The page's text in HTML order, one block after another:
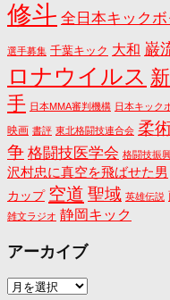
修斗 全日本キック
選手募集 千葉キック 大和 巌
ロナウイルス
手 日本MMA審判機構 日本キック
映画 書評 東北格闘技連合会 柔
争 格闘技医学会 格闘技振
沢村忠に真空を飛ばせた男
カップ 空道 聖域 英雄伝説
雑文ラジオ 静岡キック
アーカイブ
ア